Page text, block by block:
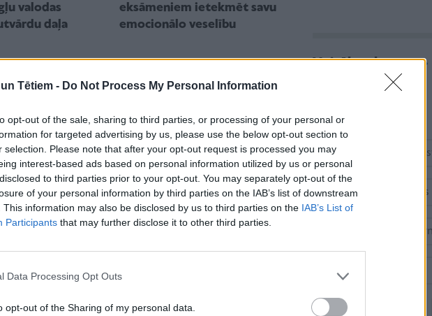
Tētiem - Do Not Process My Personal Information
opt-out of the sale, sharing to third parties, or processing of your personal or
for targeted advertising by us, please use the below opt-out section to
selection. Please note that after your opt-out request is processed you may
interest-based ads based on personal information utilized by us or personal
to third parties prior to your opt-out. You may separately opt-out of the
of your personal information by third parties on the IAB’s list of downstream
This information may also be disclosed by us to third parties on the IAB’s List of
Participants that may further disclose it to other third parties.
Data Processing Opt Outs
opt-out of the Sharing of my personal data.
valodas
daļa
eksāmeniem ietekmēt savu
emocionālo veselību
gads,
AKTUALITĀTES
Šogad skolēnu rezultāti
obligātajos eksāmenos
Vairāk rakstu
Aktuāli
Ukraina
Kur šodien atpūsties
Mākslīgais intelekts
Bērna emocijas